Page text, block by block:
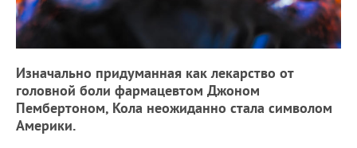
Изначально придуманная как лекарство от
головной боли фармацевтом Джоном
Пембертоном, Кола неожиданно стала символом
Америки.